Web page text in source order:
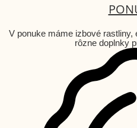
V ponuke máme izbové rastliny,
rôzne doplnky